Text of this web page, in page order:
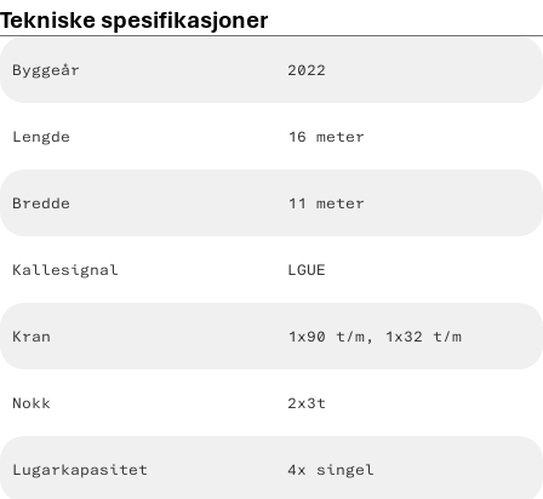
Tekniske spesifikasjoner
Spesifikasjon
Byggeår 2022
Lengde 16 meter
Bredde 11 meter
Kallesignal LGUE
Kran 1x90 t/m, 1x32 t/m
Nokk 2x3t
Lugarkapasitet 4x singel